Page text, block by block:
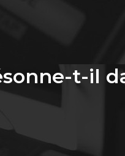
t-il